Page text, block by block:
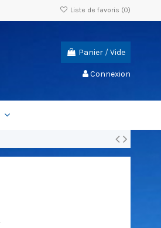
Liste de favoris (0)
Panier /Vide
Connexion